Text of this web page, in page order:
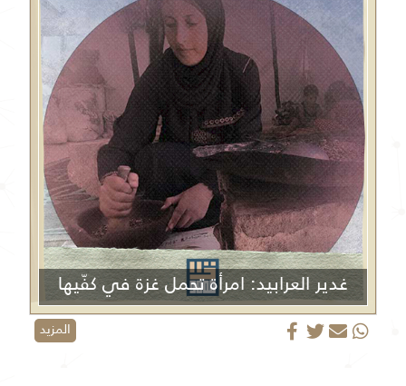
غدير العرابيد: امرأة تحمل غزة في كفّيها
المزيد